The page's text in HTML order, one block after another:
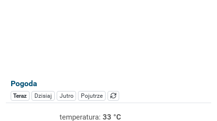
Pogoda
Teraz Dzisiaj Jutro Pojutrze
temperatura: 33 °C